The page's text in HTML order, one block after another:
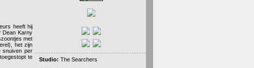
heeft hij
Dean Karny
met
het zijn
snuiven per
te
Studio: The Searchers